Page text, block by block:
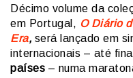
Décimo volume da
em Portugal, O Diário
Era, será lançado em
internacionais – até
países – numa